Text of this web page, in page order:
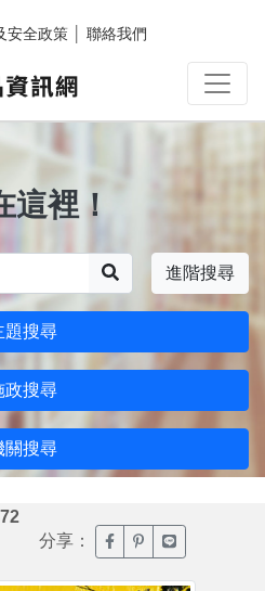
安全政策 聯絡我們
裡！
進階搜尋
題搜尋
政搜尋
關搜尋
分享： 臉書分享(另開新視窗)
噗浪分享(另開新
Line分享(另